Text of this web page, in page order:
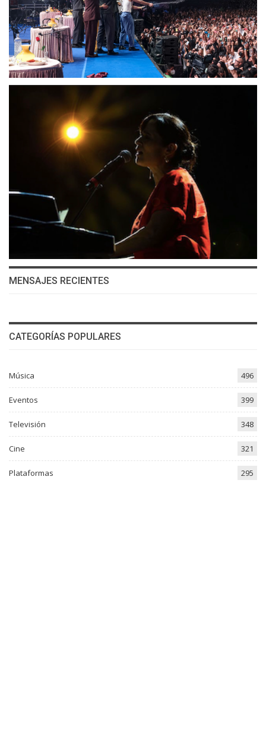
MENSAJES RECIENTES
CATEGORÍAS POPULARES
Música 496
Eventos 399
Televisión 348
Cine 321
Plataformas 295